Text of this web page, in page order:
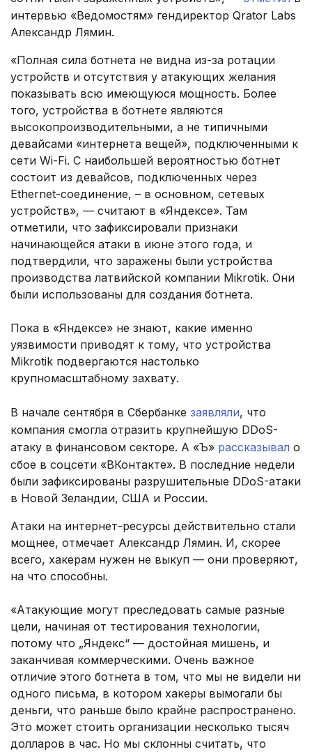
интервью «Ведомостям» гендиректор Qrator Labs
Александр Лямин.
«Полная сила ботнета не видна из-за ротации
устройств и отсутствия у атакующих желания
показывать всю имеющуюся мощность. Более
того, устройства в ботнете являются
высокопроизводительными, а не типичными
девайсами «интернета вещей», подключенными к
сети Wi-Fi. С наибольшей вероятностью ботнет
состоит из девайсов, подключенных через
Ethernet-соединение, – в основном, сетевых
устройств», — считают в «Яндексе». Там
отметили, что зафиксировали признаки
начинающейся атаки в июне этого года, и
подтвердили, что заражены были устройства
производства латвийской компании Mikrotik. Они
были использованы для создания ботнета.
Пока в «Яндексе» не знают, какие именно
уязвимости приводят к тому, что устройства
Mikrotik подвергаются настолько
крупномасштабному захвату.
В начале сентября в Сбербанке заявляли, что
компания смогла отразить крупнейшую DDoS-
атаку в финансовом секторе. А «Ъ» рассказывал о
сбое в соцсети «ВКонтакте». В последние недели
были зафиксированы разрушительные DDoS-атаки
в Новой Зеландии, США и России.
Атаки на интернет-ресурсы действительно стали
мощнее, отмечает Александр Лямин. И, скорее
всего, хакерам нужен не выкуп — они проверяют,
на что способны.
«Атакующие могут преследовать самые разные
цели, начиная от тестирования технологии,
потому что „Яндекс“ — достойная мишень, и
заканчивая коммерческими. Очень важное
отличие этого ботнета в том, что мы не видели ни
одного письма, в котором хакеры вымогали бы
деньги, что раньше было крайне распространено.
Это может стоить организации несколько тысяч
долларов в час. Но мы склонны считать, что